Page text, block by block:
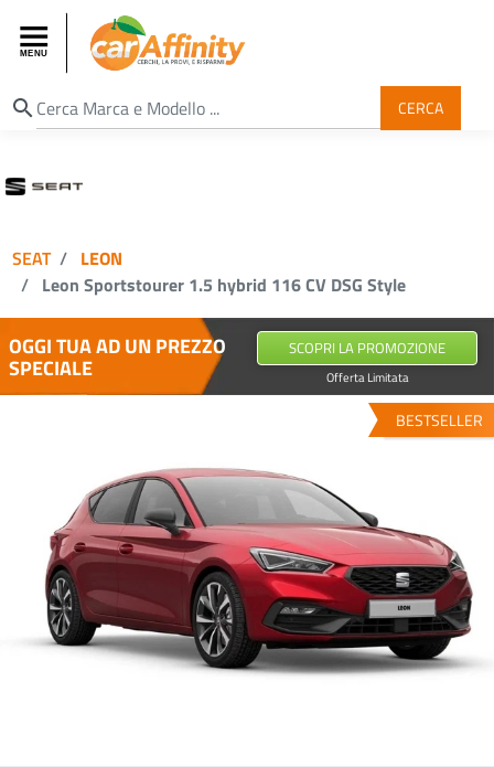
search CERCA
SEAT
LEON
Leon Sportstourer 1.5 hybrid 116 CV DSG Style
OGGI TUA AD UN PREZZO
SPECIALE
SCOPRI LA PROMOZIONE
Offerta Limitata
BESTSELLER